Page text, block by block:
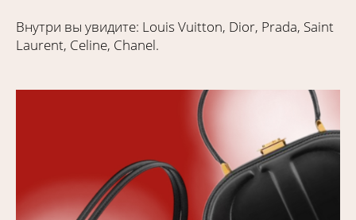
Внутри вы увидите: Louis Vuitton, Dior, Prada, Saint
Laurent, Celine, Chanel.